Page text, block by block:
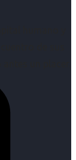
humano y
de sus
un placer.